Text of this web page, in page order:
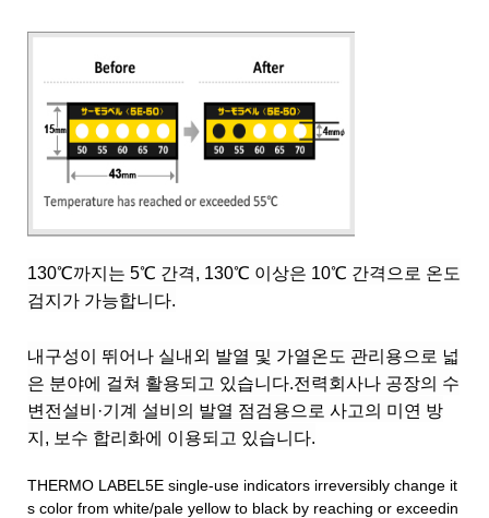
130℃까지는 5℃ 간격, 130℃ 이상은 10℃ 간격으로 온도
검지가 가능합니다.
내구성이 뛰어나 실내외 발열 및 가열온도 관리용으로 넓
은 분야에 걸쳐 활용되고 있습니다.전력회사나 공장의 수
변전설비·기계 설비의 발열 점검용으로 사고의 미연 방
지, 보수 합리화에 이용되고 있습니다.
THERMO LABEL5E single-use indicators irreversibly change it
s color from white/pale yellow to black by reaching or exceedin